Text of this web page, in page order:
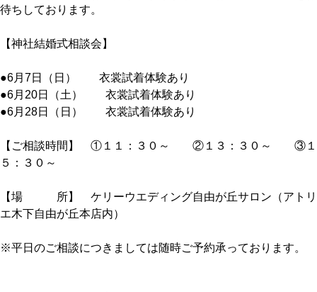
待ちしております。
【神社結婚式相談会】
●6月7日（日） 衣裳試着体験あり
●6月20日（土） 衣裳試着体験あり
●6月28日（日） 衣裳試着体験あり
【ご相談時間】 ①１１：３０～ ②１３：３０～ ③１
５：３０～
【場 所】 ケリーウエディング自由が丘サロン（アトリ
エ木下自由が丘本店内）
※平日のご相談につきましては随時ご予約承っております。